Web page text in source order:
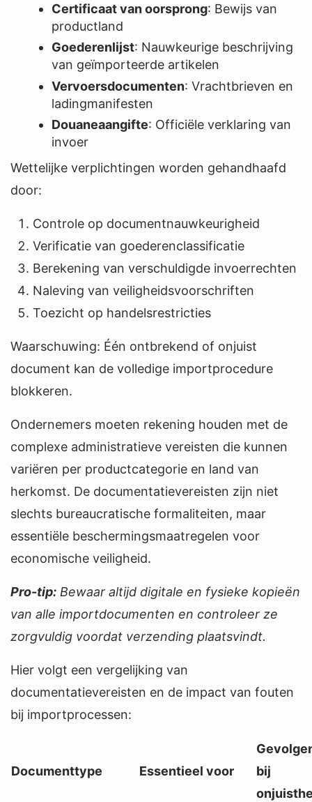
Certificaat van oorsprong: Bewijs van
productland
Goederenlijst: Nauwkeurige beschrijving
van geïmporteerde artikelen
Vervoersdocumenten: Vrachtbrieven en
ladingmanifesten
Douaneaangifte: Officiële verklaring van
invoer
Wettelijke verplichtingen worden gehandhaafd
door:
Controle op documentnauwkeurigheid
Verificatie van goederenclassificatie
Berekening van verschuldigde invoerrechten
Naleving van veiligheidsvoorschriften
Toezicht op handelsrestricties
Waarschuwing: Één ontbrekend of onjuist
document kan de volledige importprocedure
blokkeren.
Ondernemers moeten rekening houden met de
complexe administratieve vereisten die kunnen
variëren per productcategorie en land van
herkomst. De documentatievereisten zijn niet
slechts bureaucratische formaliteiten, maar
essentiële beschermingsmaatregelen voor
economische veiligheid.
Pro-tip: Bewaar altijd digitale en fysieke kopieën
van alle importdocumenten en controleer ze
zorgvuldig voordat verzending plaatsvindt.
Hier volgt een vergelijking van
documentatievereisten en de impact van fouten
bij importprocessen:
Documenttype Essentieel voor
bij